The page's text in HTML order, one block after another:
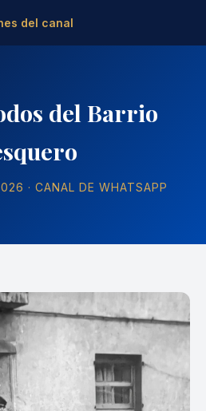
del canal
del Barrio
· CANAL DE WHATSAPP